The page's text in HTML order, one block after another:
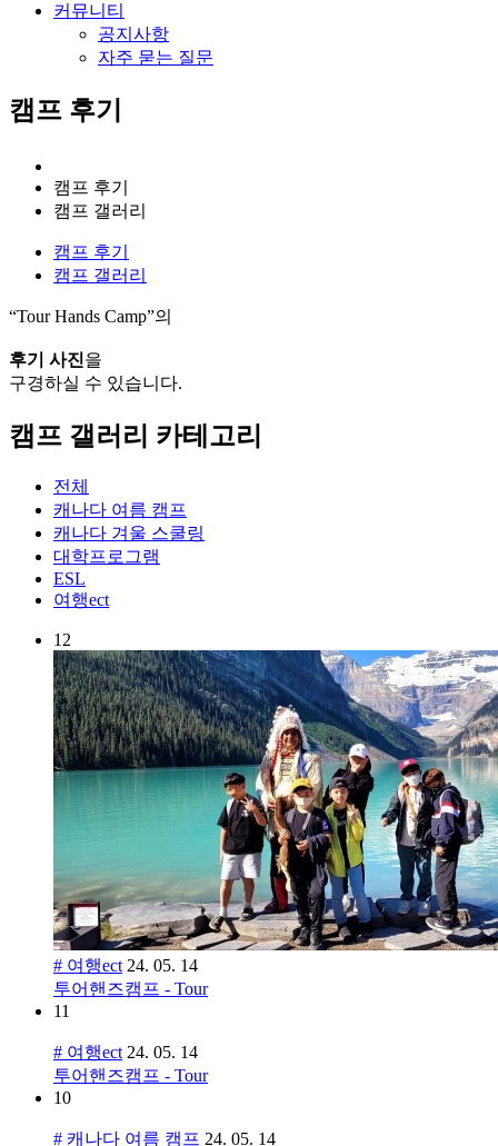
커뮤니티
공지사항
자주 묻는 질문
캠프 후기
캠프 후기
캠프 갤러리
캠프 후기
캠프 갤러리
“Tour Hands Camp”의
후기 사진을
구경하실 수 있습니다.
캠프 갤러리 카테고리
전체
캐나다 여름 캠프
캐나다 겨울 스쿨링
대학프로그램
ESL
여행ect
12
# 여행ect 24. 05. 14
투어핸즈캠프 - Tour
11
# 여행ect 24. 05. 14
투어핸즈캠프 - Tour
10
# 캐나다 여름 캠프 24. 05. 14